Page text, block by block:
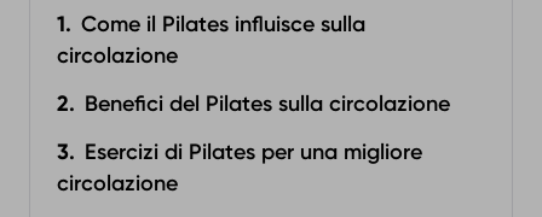
Come il Pilates influisce sulla
circolazione
Benefici del Pilates sulla circolazione
Esercizi di Pilates per una migliore
circolazione